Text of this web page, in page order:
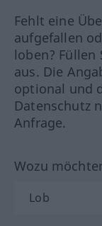
Fehlt eine
aufgefallen
loben? Füllen
aus. Die
optional und
Datenschutz
Anfrage.
Wozu